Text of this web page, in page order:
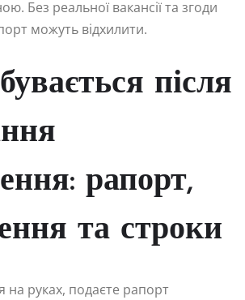
Без реальної вакансії та згоди
можуть відхилити.
після
рапорт,
та строки
на руках, подаєте рапорт